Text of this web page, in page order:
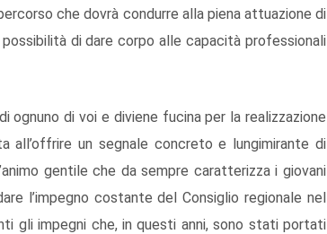
che dovrà condurre alla piena attuazione di
di dare corpo alle capacità professionali
ognuno di voi e diviene fucina per la realizzazione
all’offrire un segnale concreto e lungimirante di
gentile che da sempre caratterizza i giovani
l’impegno costante del Consiglio regionale nel
gli impegni che, in questi anni, sono stati portati